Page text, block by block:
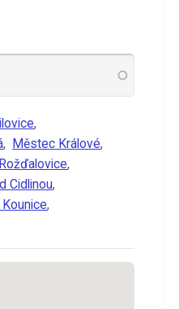
,
, Městec Králové,
Rožďalovice,
Cidlinou,
,